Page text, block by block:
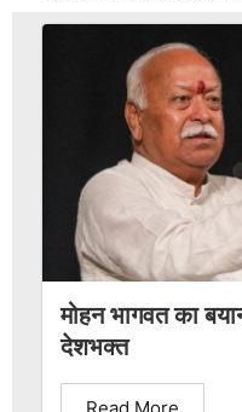
मोहन भागवत का
देशभक्त